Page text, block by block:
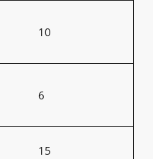
10
6
15